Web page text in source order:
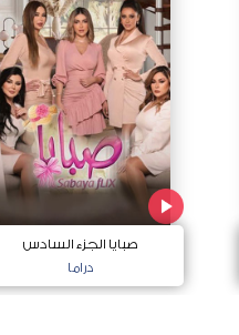
صبايا الجزء السادس
دراما